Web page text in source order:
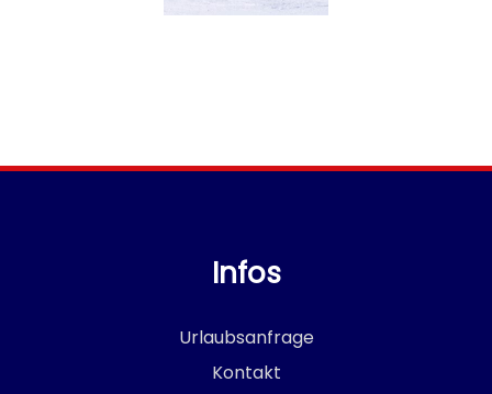
Infos
Urlaubsanfrage
Kontakt